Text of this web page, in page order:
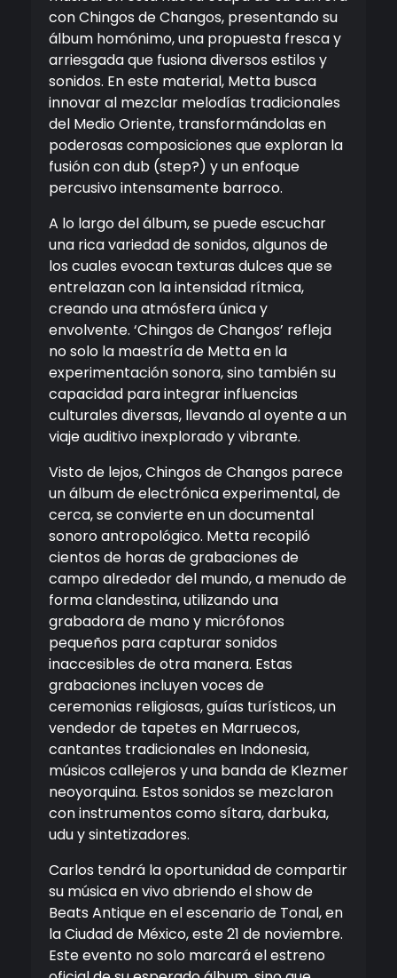
con Chingos de Changos, presentando su
álbum homónimo, una propuesta fresca y
arriesgada que fusiona diversos estilos y
sonidos. En este material, Metta busca
innovar al mezclar melodías tradicionales
del Medio Oriente, transformándolas en
poderosas composiciones que exploran la
fusión con dub (step?) y un enfoque
percusivo intensamente barroco.
A lo largo del álbum, se puede escuchar
una rica variedad de sonidos, algunos de
los cuales evocan texturas dulces que se
entrelazan con la intensidad rítmica,
creando una atmósfera única y
envolvente. ‘Chingos de Changos’ refleja
no solo la maestría de Metta en la
experimentación sonora, sino también su
capacidad para integrar influencias
culturales diversas, llevando al oyente a un
viaje auditivo inexplorado y vibrante.
Visto de lejos, Chingos de Changos parece
un álbum de electrónica experimental, de
cerca, se convierte en un documental
sonoro antropológico. Metta recopiló
cientos de horas de grabaciones de
campo alrededor del mundo, a menudo de
forma clandestina, utilizando una
grabadora de mano y micrófonos
pequeños para capturar sonidos
inaccesibles de otra manera. Estas
grabaciones incluyen voces de
ceremonias religiosas, guías turísticos, un
vendedor de tapetes en Marruecos,
cantantes tradicionales en Indonesia,
músicos callejeros y una banda de Klezmer
neoyorquina. Estos sonidos se mezclaron
con instrumentos como sítara, darbuka,
udu y sintetizadores.
Carlos tendrá la oportunidad de compartir
su música en vivo abriendo el show de
Beats Antique en el escenario de Tonal, en
la Ciudad de México, este 21 de noviembre.
Este evento no solo marcará el estreno